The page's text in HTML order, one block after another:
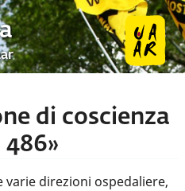
di coscienza
486»
varie direzioni ospedaliere,